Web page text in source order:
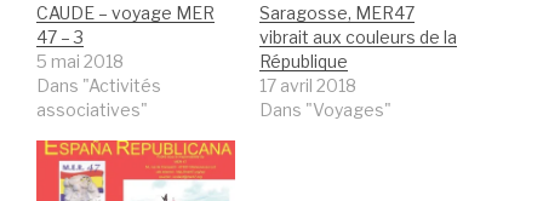
CAUDE – voyage MER
47 – 3
5 mai 2018
Dans "Activités
associatives"
Saragosse, MER47
vibrait aux couleurs de la
République
17 avril 2018
Dans "Voyages"